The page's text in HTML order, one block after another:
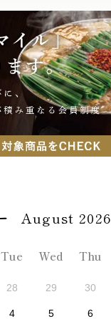
August 2026
Tue Wed Thu
28 29 30
4 5 6